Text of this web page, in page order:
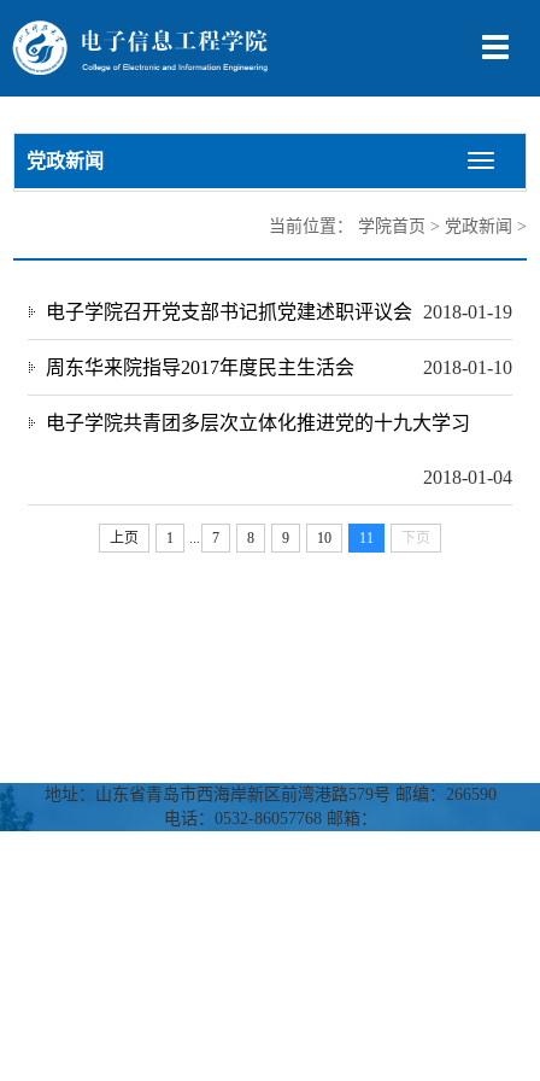
切
导
党政新闻
切
换
航
当前位置： 学院首页 > 党政新闻 >
电子学院召开党支部书记抓党建述职评议会 2018-01-19
周东华来院指导2017年度民主生活会 2018-01-10
电子学院共青团多层次立体化推进党的十九大学习
2018-01-04
上页 1 ... 7 8 9 10 11 下页
地址：山东省青岛市西海岸新区前湾港路579号 邮编：266590
电话：0532-86057768 邮箱：